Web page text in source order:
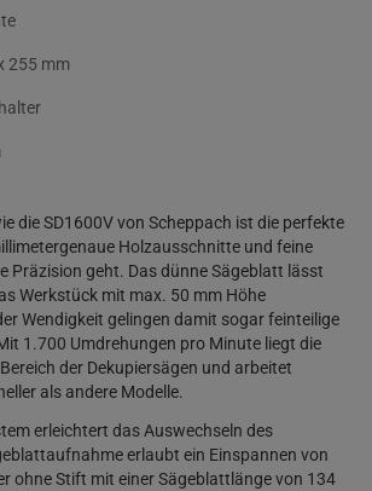
255 mm
die SD1600V von Scheppach ist die perfekte
Holzausschnitte und feine
Präzision geht. Das dünne Sägeblatt lässt
Werkstück mit max. 50 mm Höhe
Wendigkeit gelingen damit sogar feinteilige
1.700 Umdrehungen pro Minute liegt die
der Dekupiersägen und arbeitet
als andere Modelle.
erleichtert das Auswechseln des
erlaubt ein Einspannen von
ohne Stift mit einer Sägeblattlänge von 134